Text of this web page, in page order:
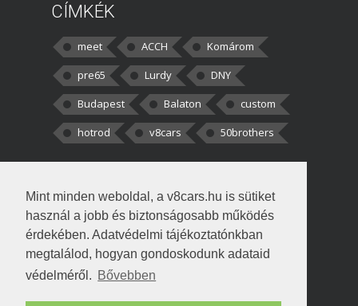
Mint minden weboldal, a v8cars.hu is sütiket
használ a jobb és biztonságosabb működés
érdekében. Adatvédelmi tájékoztatónkban
megtalálod, hogyan gondoskodunk adataid
védelméről. Bővebben
CÍMKÉK
meet ACCH
Komárom
pre65
Lurdy
DNY
Budapest
Balaton
custom
hotrod
v8cars 50brothers
kortisz:Elszúrtam! Én csak két
darabbaal számoltam. Nem tudtam, hogy fél autót,
Béke:
!fasza Örültem is nagyon, amikor